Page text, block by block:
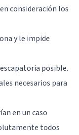
consideración los
y le impide
posible.
necesarios para
en un caso
todos